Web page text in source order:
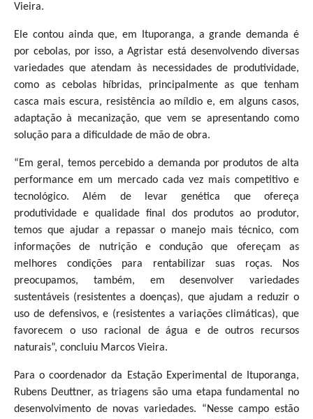
Vieira.
Ele contou ainda que, em Ituporanga, a grande demanda é
por cebolas, por isso, a Agristar está desenvolvendo diversas
variedades que atendam às necessidades de produtividade,
como as cebolas híbridas, principalmente as que tenham
casca mais escura, resistência ao míldio e, em alguns casos,
adaptação à mecanização, que vem se apresentando como
solução para a dificuldade de mão de obra.
“Em geral, temos percebido a demanda por produtos de alta
performance em um mercado cada vez mais competitivo e
tecnológico. Além de levar genética que ofereça
produtividade e qualidade final dos produtos ao produtor,
temos que ajudar a repassar o manejo mais técnico, com
informações de nutrição e condução que ofereçam as
melhores condições para rentabilizar suas roças. Nos
preocupamos, também, em desenvolver variedades
sustentáveis (resistentes a doenças), que ajudam a reduzir o
uso de defensivos, e (resistentes a variações climáticas), que
favorecem o uso racional de água e de outros recursos
naturais”, concluiu Marcos Vieira.
Para o coordenador da Estação Experimental de Ituporanga,
Rubens Deuttner, as triagens são uma etapa fundamental no
desenvolvimento de novas variedades. “Nesse campo estão